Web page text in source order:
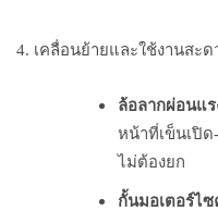
4. เคลื่อนย้ายและใช้งานสะด
ล้อลากผ่อนแร
หน้าที่เข็นเปิด
ไม่ต้องยก
กั้นมอเตอร์ไ